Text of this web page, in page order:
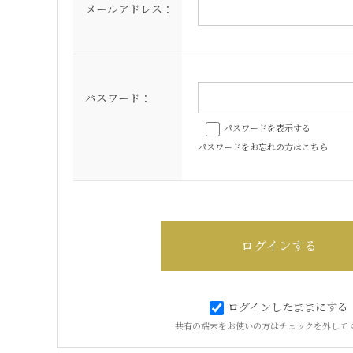
メールアドレス：
パスワード：
パスワードを表示する
パスワードをお忘れの方はこちら
ログインしたままにする
共有の端末をお使いの方はチェックを外して